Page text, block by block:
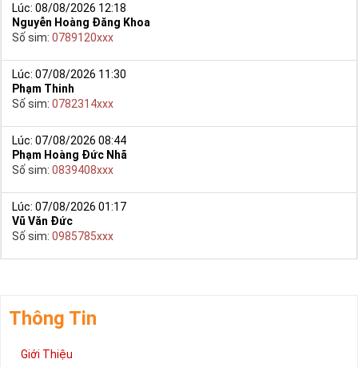
Lúc: 08/08/2026 12:18
Nguyễn Hoàng Đăng Khoa
Số sim: 0789120xxx
Lúc: 07/08/2026 11:30
Phạm Thinh
Số sim: 0782314xxx
Lúc: 07/08/2026 08:44
Phạm Hoàng Đức Nhã
Số sim: 0839408xxx
Lúc: 07/08/2026 01:17
Vũ Văn Đức
Số sim: 0985785xxx
Thông Tin
Giới Thiệu